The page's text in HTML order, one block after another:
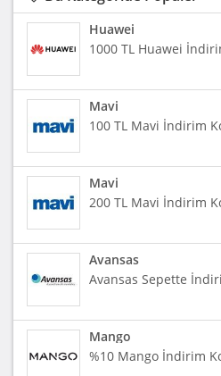
Huawei
1000 TL Huawei
Mavi
100 TL Mavi İndirim
Mavi
200 TL Mavi İndirim
Avansas
Avansas Sepette
Mango
%10 Mango İndirim